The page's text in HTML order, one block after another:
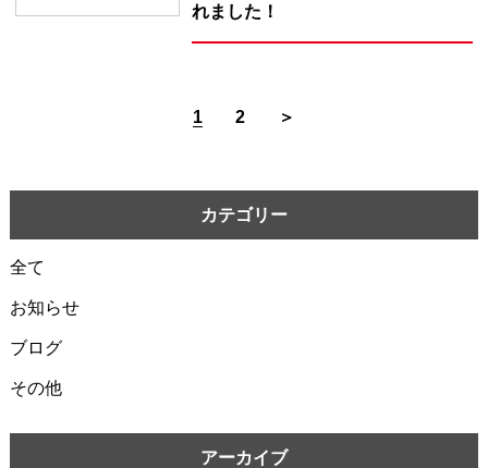
れました！
1 2 ＞
カテゴリー
全て
お知らせ
ブログ
その他
アーカイブ